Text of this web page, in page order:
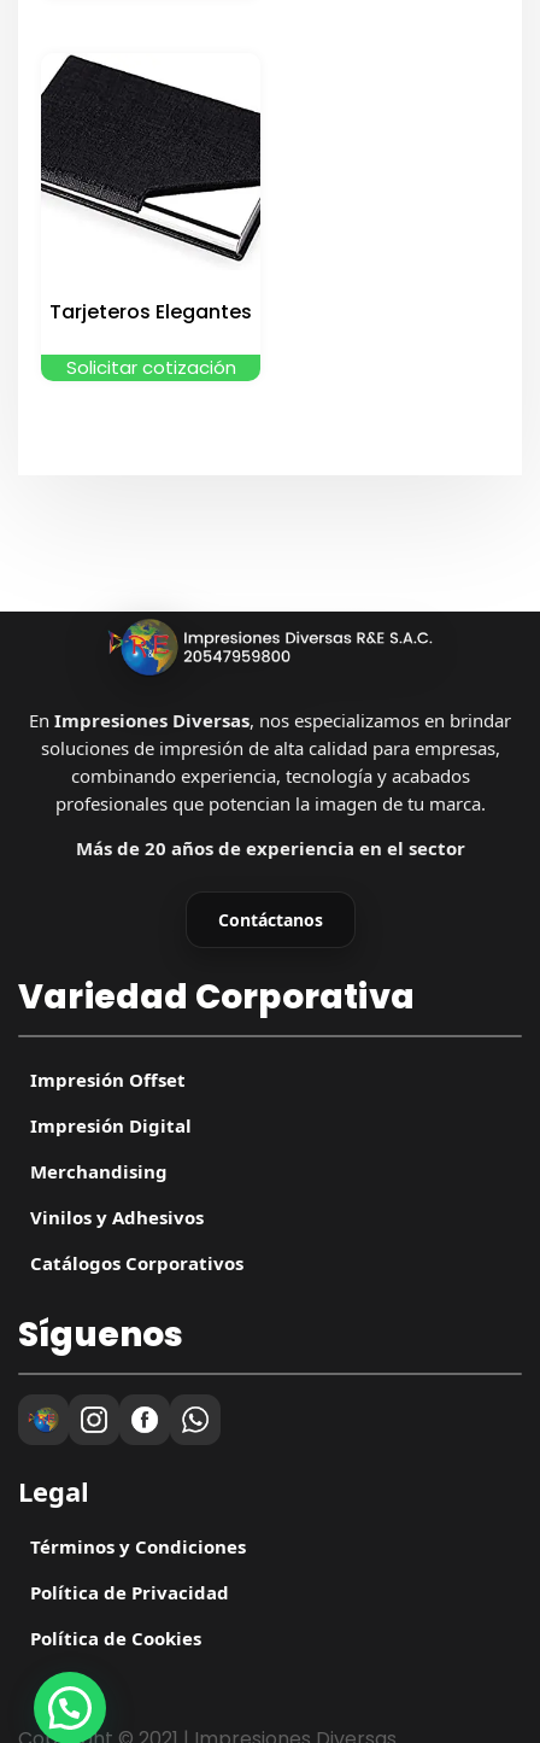
Tarjeteros Elegantes
Solicitar cotización
En Impresiones Diversas, nos especializamos en brindar
soluciones de impresión de alta calidad para empresas,
combinando experiencia, tecnología y acabados
profesionales que potencian la imagen de tu marca.
Más de 20 años de experiencia en el sector
Contáctanos
Variedad Corporativa
Impresión Offset
Impresión Digital
Merchandising
Vinilos y Adhesivos
Catálogos Corporativos
Síguenos
Legal
Términos y Condiciones
Política de Privacidad
Política de Cookies